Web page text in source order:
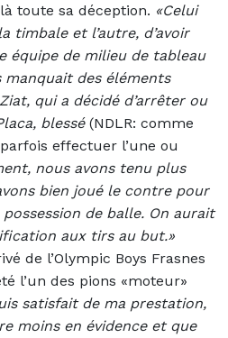
toute sa déception. «Celui
timbale et l’autre, d’avoir
équipe de milieu de tableau
manquait des éléments
qui a décidé d’arrêter ou
blessé (NDLR: comme
effectuer l’une ou
nous avons tenu plus
bien joué le contre pour
de balle. On aurait
aux tirs au but.»
de l’Olympic Boys Frasnes
l’un des pions «moteur»
satisfait de ma prestation,
moins en évidence et que